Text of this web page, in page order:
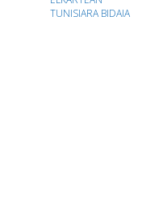
TUNISIARA BIDAIA